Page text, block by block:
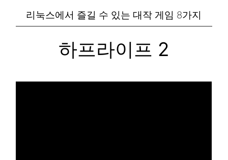
리눅스에서 즐길 수 있는 대작 게임 8가지
하프라이프 2